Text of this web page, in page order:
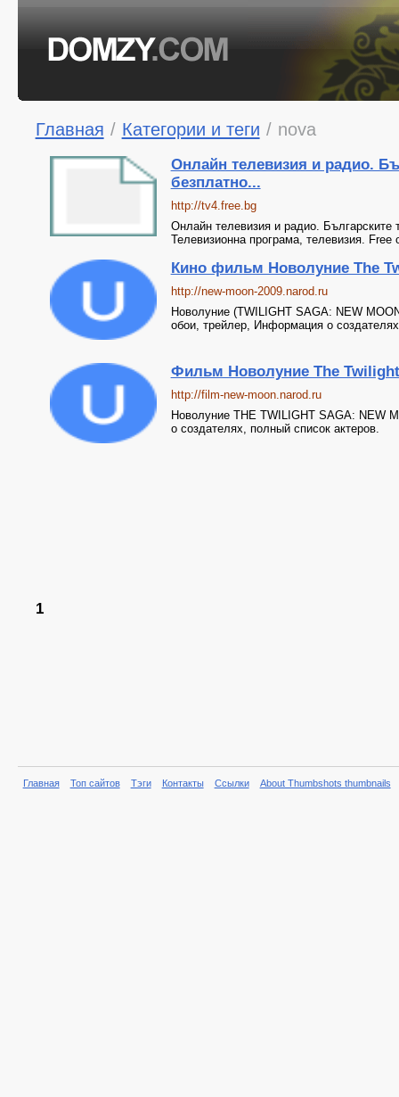
Главная / Категории и теги / nova
Онлайн телевизия и радио.
безплатно...
http://tv4.free.bg
Онлайн телевизия и радио. Българските
Телевизионна програма, телевизия.
Кино фильм Новолуние The
http://new-moon-2009.narod.ru
Новолуние (TWILIGHT SAGA: NEW
обои, трейлер, Информация о
Фильм Новолуние The Twilight
http://film-new-moon.narod.ru
Новолуние THE TWILIGHT SAGA: NEW
о создателях, полный список актеров.
1
Главная Топ сайтов Тэги Контакты Ссылки About Thumbshots thumbnails